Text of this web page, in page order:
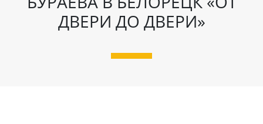
ДВЕРИ ДО ДВЕРИ»